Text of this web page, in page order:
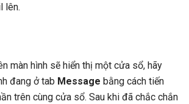
lên.
màn hình sẽ hiển thị một cửa sổ, hãy
đang ở tab Message bằng cách tiến
trên cùng cửa sổ. Sau khi đã chắc chắn